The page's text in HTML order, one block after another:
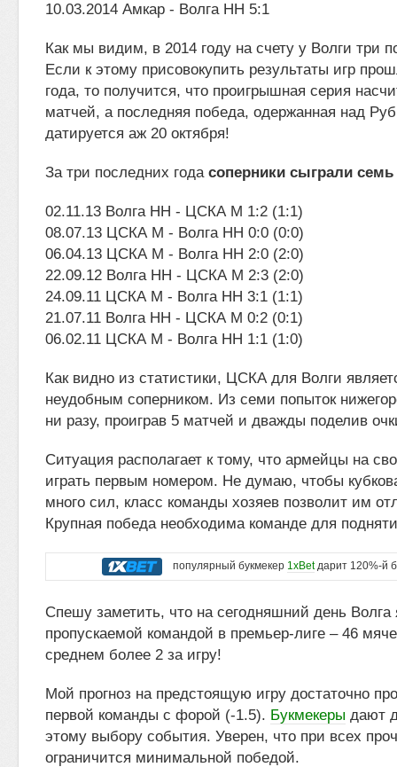
10.03.2014 Амкар - Волга НН 5:1
Как мы видим, в 2014 году на счету у Волги три
Если к этому присовокупить результаты игр
года, то получится, что проигрышная серия
матчей, а последняя победа, одержанная над
датируется аж 20 октября!
За три последних года соперники сыграли семь
02.11.13 Волга НН - ЦСКА М 1:2 (1:1)
08.07.13 ЦСКА М - Волга НН 0:0 (0:0)
06.04.13 ЦСКА М - Волга НН 2:0 (2:0)
22.09.12 Волга НН - ЦСКА М 2:3 (2:0)
24.09.11 ЦСКА М - Волга НН 3:1 (1:1)
21.07.11 Волга НН - ЦСКА М 0:2 (0:1)
06.02.11 ЦСКА М - Волга НН 1:1 (1:0)
Как видно из статистики, ЦСКА для Волги
неудобным соперником. Из семи попыток
ни разу, проиграв 5 матчей и дважды поделив
Ситуация располагает к тому, что армейцы на
играть первым номером. Не думаю, чтобы
много сил, класс команды хозяев позволит им
Крупная победа необходима команде для
популярный букмекер 1xBetдарит 120%-й
Спешу заметить, что на сегодняшний день Волга
пропускаемой командой в премьер-лиге – 46
среднем более 2 за игру!
Мой прогноз на предстоящую игру достаточно
первой команды с форой (-1.5). Букмекеры дают
этому выбору события. Уверен, что при всех
ограничится минимальной победой.